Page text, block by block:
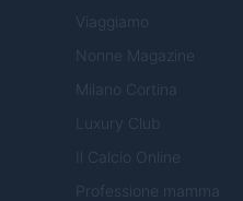
Viaggiamo
Nonne Magazine
Milano Cortina
Luxury Club
Il Calcio Online
Professione mamma